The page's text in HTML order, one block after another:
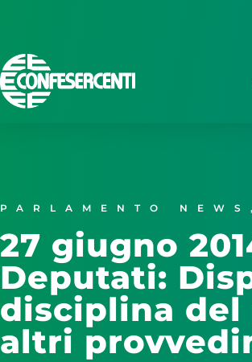
PARLAMENTO NEWS
27 giugno
Deputati:
disciplina del
altri